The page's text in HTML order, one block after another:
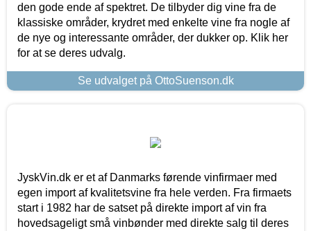
den gode ende af spektret. De tilbyder dig vine fra de
klassiske områder, krydret med enkelte vine fra nogle af
de nye og interessante områder, der dukker op. Klik her
for at se deres udvalg.
Se udvalget på OttoSuenson.dk
JyskVin.dk er et af Danmarks førende vinfirmaer med
egen import af kvalitetsvine fra hele verden. Fra firmaets
start i 1982 har de satset på direkte import af vin fra
hovedsageligt små vinbønder med direkte salg til deres